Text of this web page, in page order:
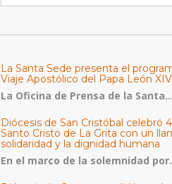
La Santa Sede presenta el
Viaje Apostólico del Papa León
La Oficina de Prensa de la Santa...
Diócesis de San Cristóbal celebró
Santo Cristo de La Grita con un
solidaridad y la dignidad humana
En el marco de la solemnidad